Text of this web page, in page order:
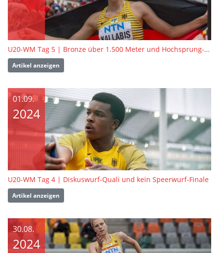
U20-WM Tag 5 | Bronze über 1.500 Meter und Hochsprung-Achte
Artikel anzeigen
01.09.
2024
U20-WM Tag 4 | Diskuswurf-Quali und kein Speerwurf-Finale
Artikel anzeigen
30.08.
2024